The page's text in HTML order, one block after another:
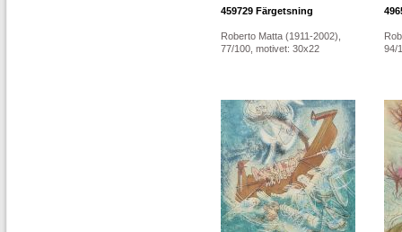
459729 Färgetsning
Roberto Matta (1911-2002),
77/100, motivet: 30x22
94/